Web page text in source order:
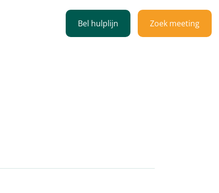
Bel hulplijn Zoek meeting